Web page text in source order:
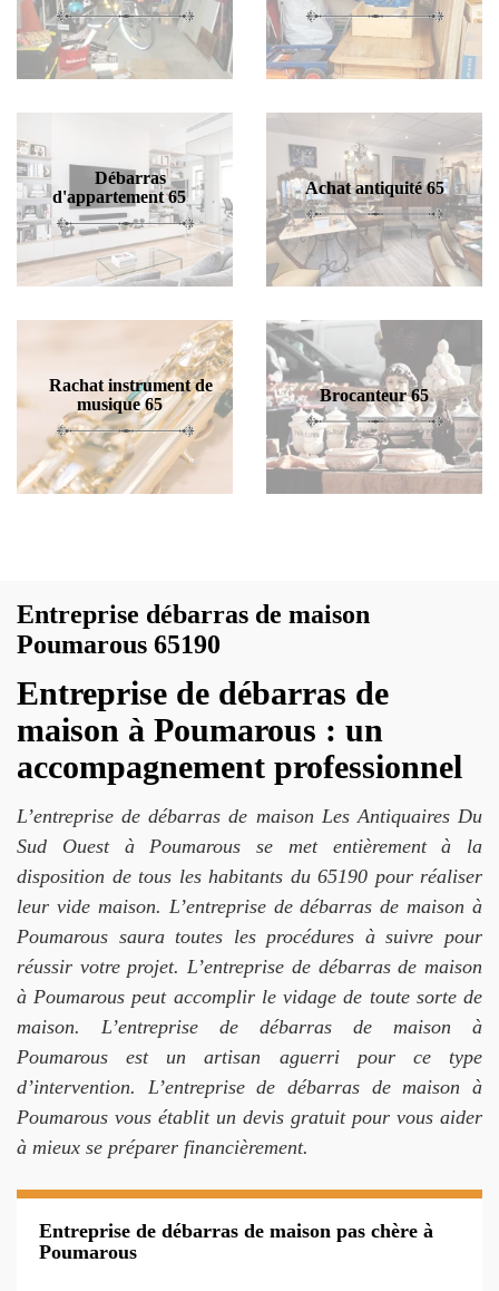
Débarras
d'appartement 65
Achat antiquité 65
Rachat instrument de
musique 65
Brocanteur 65
Entreprise débarras de maison
Poumarous 65190
Entreprise de débarras de
maison à Poumarous : un
accompagnement professionnel
L’entreprise de débarras de maison Les Antiquaires Du
Sud Ouest à Poumarous se met entièrement à la
disposition de tous les habitants du 65190 pour réaliser
leur vide maison. L’entreprise de débarras de maison à
Poumarous saura toutes les procédures à suivre pour
réussir votre projet. L’entreprise de débarras de maison
à Poumarous peut accomplir le vidage de toute sorte de
maison. L’entreprise de débarras de maison à
Poumarous est un artisan aguerri pour ce type
d’intervention. L’entreprise de débarras de maison à
Poumarous vous établit un devis gratuit pour vous aider
à mieux se préparer financièrement.
Entreprise de débarras de maison pas chère à
Poumarous